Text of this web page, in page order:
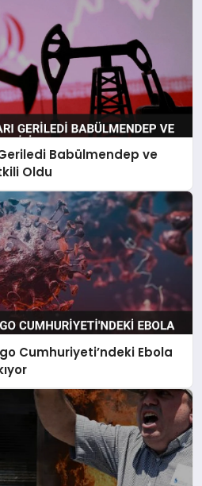
Babülmendep ve
Oldu
Cumhuriyeti’ndeki Ebola